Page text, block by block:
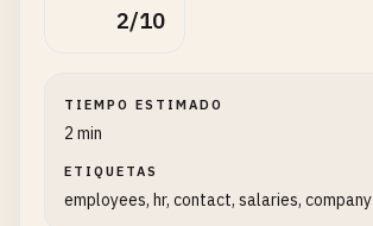
2/10
TIEMPO ESTIMADO
2 min
ETIQUETAS
employees, hr, contact, salaries, company